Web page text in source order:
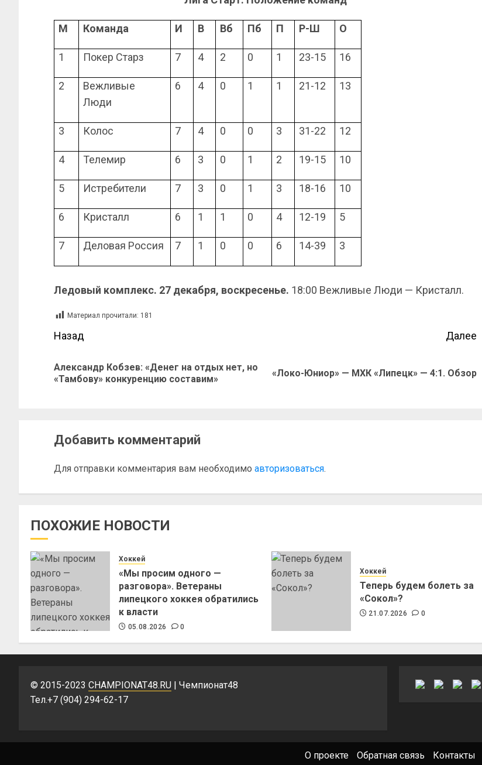
М Команда И В Вб Пб П Р-Ш О
1 Покер Старз 7 4 2 0 1 23-15 16
2
Вежливые
Люди
6 4 0 1 1 21-12 13
3 Колос 7 4 0 0 3 31-22 12
4 Телемир 6 3 0 1 2 19-15 10
5 Истребители 7 3 0 1 3 18-16 10
6 Кристалл 6 1 1 0 4 12-19 5
7 Деловая Россия 7 1 0 0 6 14-39 3
Ледовый комплекс. 27 декабря, воскресенье. 18:00 Вежливые Люди — Кристалл.
Материал прочитали: 181
Назад
Александр Кобзев: «Денег на отдых нет, но
«Тамбову» конкуренцию составим»
Далее
«Локо-Юниор» — МХК «Липецк» — 4:1. Обзор
Добавить комментарий
Для отправки комментария вам необходимо авторизоваться.
ПОХОЖИЕ НОВОСТИ
Хоккей
«Мы просим одного —
разговора». Ветераны
липецкого хоккея обратились
к власти
05.08.2026 0
Хоккей
Теперь будем болеть за
«Сокол»?
21.07.2026 0
© 2015-2023 CHAMPIONAT48.RU | Чемпионат48
Тел.+7 (904) 294-62-17
О проекте Обратная связь Контакты